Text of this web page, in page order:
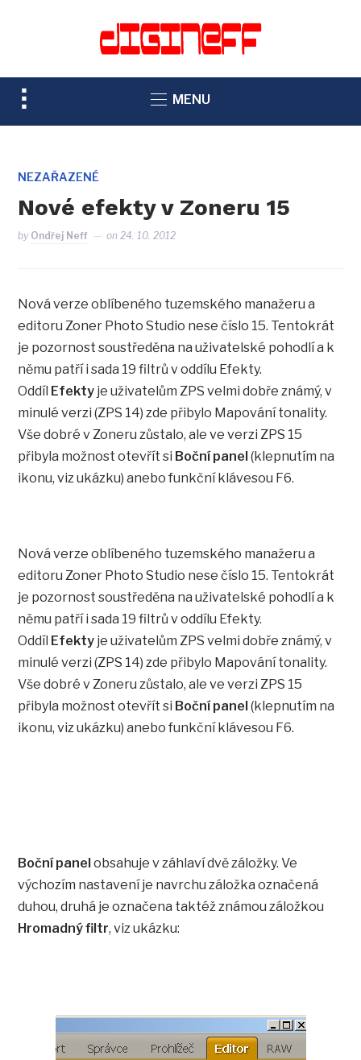
TOGGLE
SIDEBAR
NAVIGATION
MENU
NEZAŘAZENÉ
Nové efekty v Zoneru 15
by Ondřej Neff on24. 10. 2012
Nová verze oblíbeného tuzemského manažeru a
editoru Zoner Photo Studio nese číslo 15. Tentokrát
je pozornost soustředěna na uživatelské pohodlí a k
němu patří i sada 19 filtrů v oddílu Efekty.
Oddíl Efekty je uživatelům ZPS velmi dobře známý, v
minulé verzi (ZPS 14) zde přibylo Mapování tonality.
Vše dobré v Zoneru zůstalo, ale ve verzi ZPS 15
přibyla možnost otevřít si Boční panel (klepnutím na
ikonu, viz ukázku) anebo funkční klávesou F6.
Nová verze oblíbeného tuzemského manažeru a
editoru Zoner Photo Studio nese číslo 15. Tentokrát
je pozornost soustředěna na uživatelské pohodlí a k
němu patří i sada 19 filtrů v oddílu Efekty.
Oddíl Efekty je uživatelům ZPS velmi dobře známý, v
minulé verzi (ZPS 14) zde přibylo Mapování tonality.
Vše dobré v Zoneru zůstalo, ale ve verzi ZPS 15
přibyla možnost otevřít si Boční panel (klepnutím na
ikonu, viz ukázku) anebo funkční klávesou F6.
Boční panel obsahuje v záhlaví dvě záložky. Ve
výchozím nastavení je navrchu záložka označená
duhou, druhá je označena taktéž známou záložkou
Hromadný filtr, viz ukázku: